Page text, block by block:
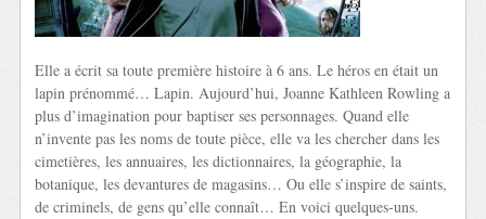
Elle a écrit sa toute première histoire à 6 ans. Le héros en était un
lapin prénommé… Lapin. Aujourd’hui, Joanne Kathleen Rowling a
plus d’imagination pour baptiser ses personnages. Quand elle
n’invente pas les noms de toute pièce, elle va les chercher dans les
cimetières, les annuaires, les dictionnaires, la géographie, la
botanique, les devantures de magasins… Ou elle s’inspire de saints,
de criminels, de gens qu’elle connaît… En voici quelques-uns.